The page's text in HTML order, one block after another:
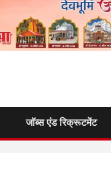
जॉब्स एंड रिक्रूटमेंट